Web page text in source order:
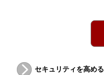
セキュリティを高め